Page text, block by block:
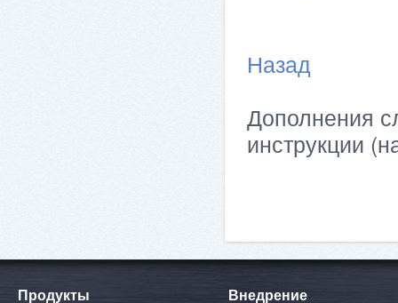
Назад
Дополнения
инструкции
Продукты Внедрение